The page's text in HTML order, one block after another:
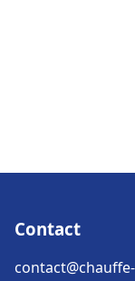
Contact